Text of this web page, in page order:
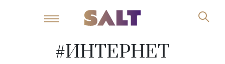
#ИНТЕРНЕТ